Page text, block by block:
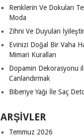
Renklerin Ve Dokuları
Moda
Zihni Ve Duyuları
Evinizi Doğal Bir Vaha
Mimari Kuralları
Dopamin Dekorasyonu
Canlandırmak
Biberiye Yağı İle Saç
ARŞIVLER
Temmuz 2026